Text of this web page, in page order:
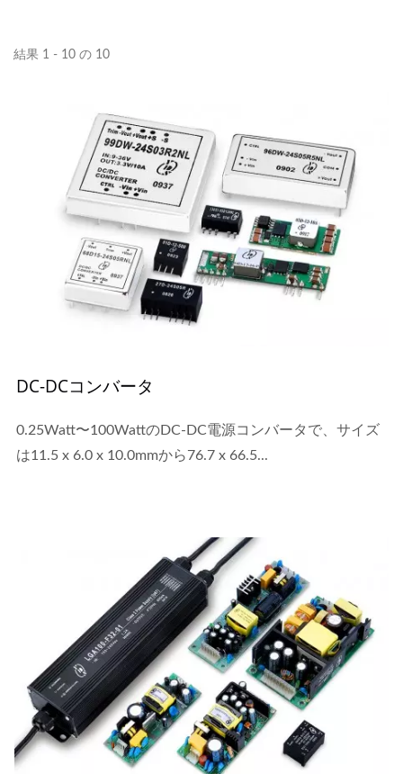
結果 1 - 10 の 10
DC-DCコンバータ
0.25Watt〜100WattのDC-DC電源コンバータで、サイズ
は11.5 x 6.0 x 10.0mmから76.7 x 66.5...